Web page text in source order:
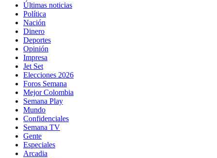
Últimas noticias
Política
Nación
Dinero
Deportes
Opinión
Impresa
Jet Set
Elecciones 2026
Foros Semana
Mejor Colombia
Semana Play
Mundo
Confidenciales
Semana TV
Gente
Especiales
Arcadia